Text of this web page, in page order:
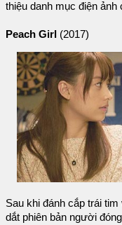
thiệu danh mục điện ảnh
Peach Girl (2017)
Sau khi đánh cắp trái
dắt phiên bản người